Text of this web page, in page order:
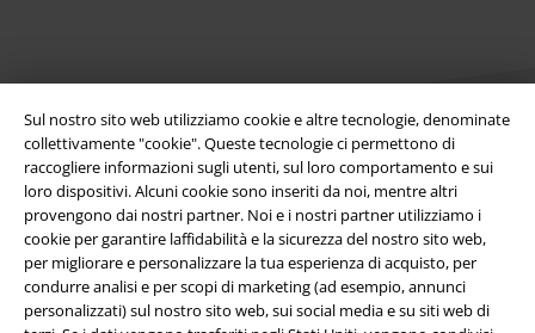
Sul nostro sito web utilizziamo cookie e altre tecnologie, denominate
collettivamente "cookie". Queste tecnologie ci permettono di
raccogliere informazioni sugli utenti, sul loro comportamento e sui
loro dispositivi. Alcuni cookie sono inseriti da noi, mentre altri
provengono dai nostri partner. Noi e i nostri partner utilizziamo i
cookie per garantire laffidabilità e la sicurezza del nostro sito web,
per migliorare e personalizzare la tua esperienza di acquisto, per
condurre analisi e per scopi di marketing (ad esempio, annunci
personalizzati) sul nostro sito web, sui social media e su siti web di
Info legali
Termini & Condizioni
Redazione